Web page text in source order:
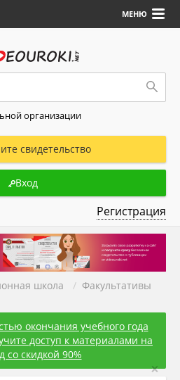
МЕНЮ
организации
свидетельство
Вход
Регистрация
школа / Факультативы
окончания учебного года
доступ к материалами на
со скидкой 90%
×